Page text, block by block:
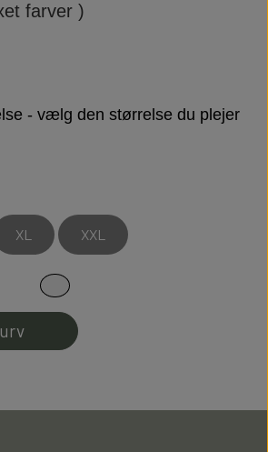
farver )
- vælg den størrelse du plejer
italiensk moderigtigt og funktionelt
behagelige og holdbare
over for slid
ekstra god komfort
XL XXL